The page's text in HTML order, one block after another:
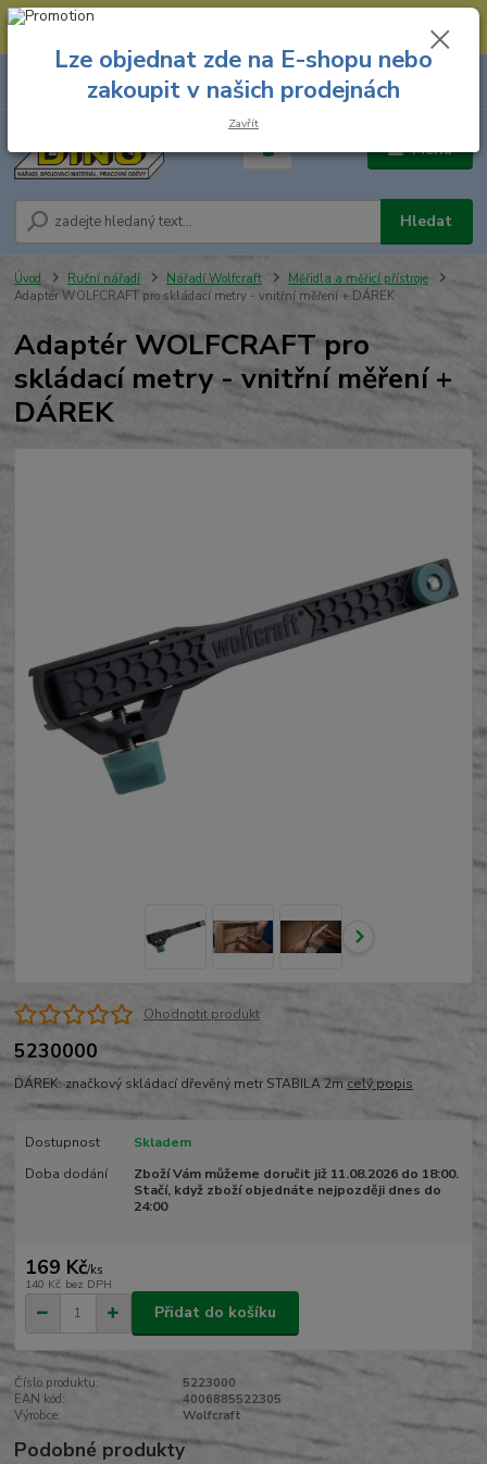
--- Spojovací materiál: 774 431 045 --- Prodejna nářadí: 731 449 423 --
Menu
Hledat
8.00 hod. - 16.00 hod.
za
Úvod Ruční nářadí Nářadí Wolfcraft
Měřidla a měřicí přístroje
Adaptér WOLFCRAFT pro skládací metry - vnitřní měření + DÁREK
Adaptér WOLFCRAFT pro
skládací metry - vnitřní měření +
DÁREK
Ohodnotit produkt
5230000
DÁREK: značkový skládací dřevěný metr STABILA 2mcelý popis
Dostupnost
Skladem
Doba dodání
Zboží Vám můžeme doručit již 11.08.2026 do 18:00.
Stačí, když zboží objednáte nejpozději dnes do
24:00
169 Kč/ks
140 Kč bez DPH
Přidat do košíku
Číslo produktu:
5223000
EAN kód:
4006885522305
Výrobce:
Wolfcraft
Podobné produkty
Lze objednat zde na E-shopu nebo
zakoupit v našich prodejnách
Zavřít